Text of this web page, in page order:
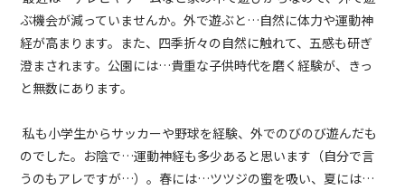
ぶ機会が減っていませんか。外で遊ぶと…自然に体力や運動神
経が高まります。また、四季折々の自然に触れて、五感も研ぎ
澄まされます。公園には…貴重な子供時代を磨く経験が、きっ
と無数にあります。
私も小学生からサッカーや野球を経験、外でのびのび遊んだも
のでした。お陰で…運動神経も多少あると思います（自分で言
うのもアレですが…）。春には…ツツジの蜜を吸い、夏には…